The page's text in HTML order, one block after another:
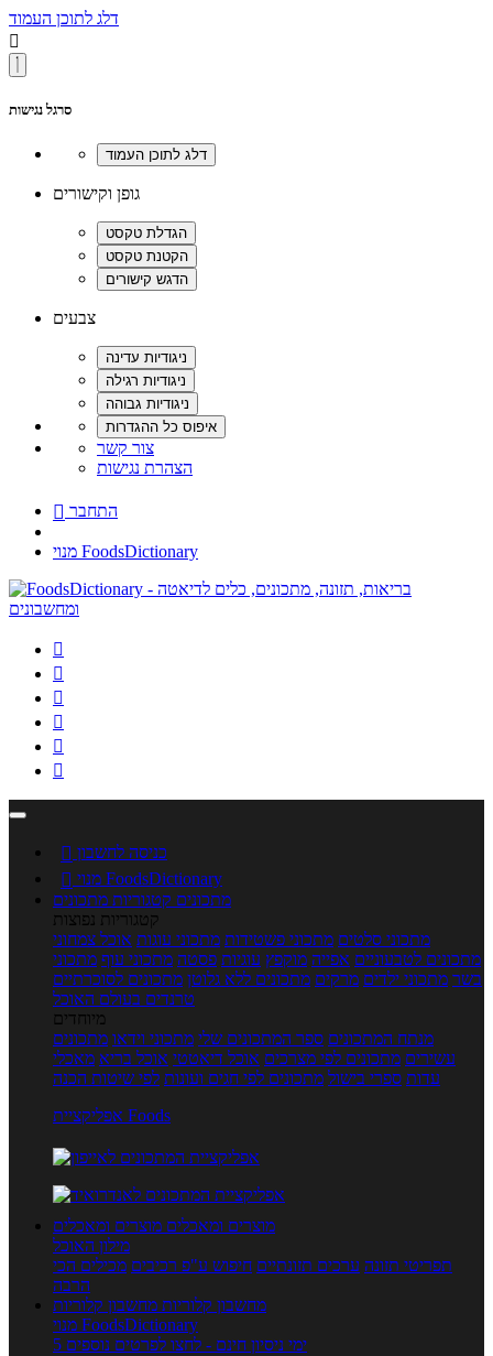
דלג לתוכן העמוד

סרגל נגישות
גופן וקישורים
צבעים
צור קשר
הצהרת נגישות
 התחבר
מנוי FoodsDictionary






 כניסה לחשבון

מנוי FoodsDictionary
מתכונים קטגוריות מתכונים
קטגוריות נפוצות
מתכוני סלטים מתכוני פשטידות מתכוני עוגות אוכל צמחוני
מתכונים לטבעוניים אפייה מוקפץ עוגיות פסטה מתכוני עוף מתכוני
בשר מתכוני ילדים מרקים מתכונים ללא גלוטן מתכונים לסוכרתיים
טרנדים בעולם האוכל
מיוחדים
מנתח המתכונים ספר המתכונים שלי מתכוני וידאו מתכונים
עשירים מתכונים לפי מצרכים אוכל דיאטטי אוכל בריא מאכלי
עדות ספרי בישול מתכונים לפי חגים ועונות לפי שיטות הכנה
אפליקציית Foods
מוצרים ומאכלים מוצרים ומאכלים
מילון האוכל
תפריטי תזונה ערכים תזונתיים חיפוש ע"פ רכיבים מכילים הכי
הרבה
מחשבון קלוריות מחשבון קלוריות
מנוי FoodsDictionary
5 ימי ניסיון חינם - לחצו לפרטים נוספים